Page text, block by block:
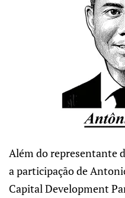
Além do representante
a participação de
Capital Development